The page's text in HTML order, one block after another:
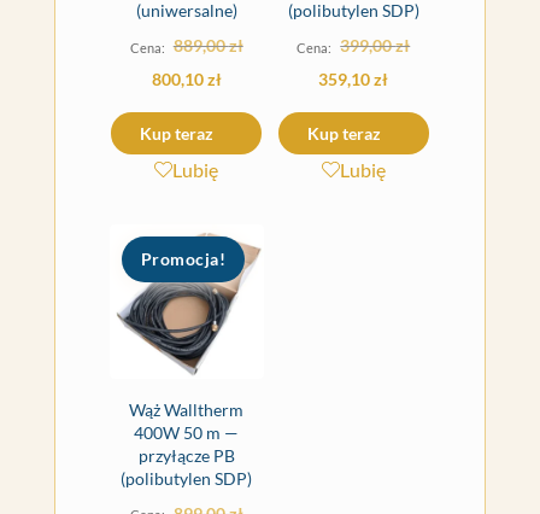
(uniwersalne)
889,00złPierwotna
889,00 zł.
800,10złAktualna
cena
wynosi:
Kup teraz
Lubię
(polibutylen SDP)
399,00złPierwotna
399,00 zł.
359,10złAktualna
cena
wynosi:
Kup teraz
Lubię
Promocja!
Wąż Walltherm
400W 50 m —
przyłącze PB
(polibutylen SDP)